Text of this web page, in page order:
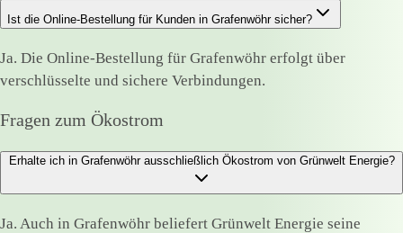
Ist die Online-Bestellung für Kunden in Grafenwöhr sicher?
Ja. Die Online-Bestellung für Grafenwöhr erfolgt über
verschlüsselte und sichere Verbindungen.
Fragen zum Ökostrom
Erhalte ich in Grafenwöhr ausschließlich Ökostrom von Grünwelt Energie?
Ja. Auch in Grafenwöhr beliefert Grünwelt Energie seine